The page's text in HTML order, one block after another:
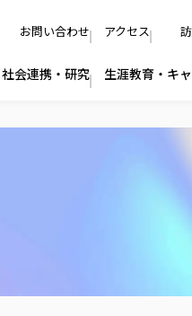
お問い合わせ アクセス
社会連携・研究 生涯教育・キ